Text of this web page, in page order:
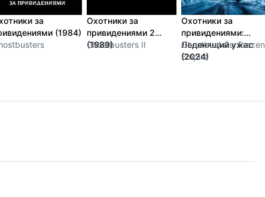
за
(1984)
Охотники за
привидениями 2
(1989)
Ghostbusters II
Охотники за
привидениями:
Леденящий ужас
(2024)
Ghostbusters: Frozen
Empire